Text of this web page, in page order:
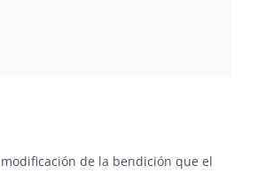
de la bendición que el